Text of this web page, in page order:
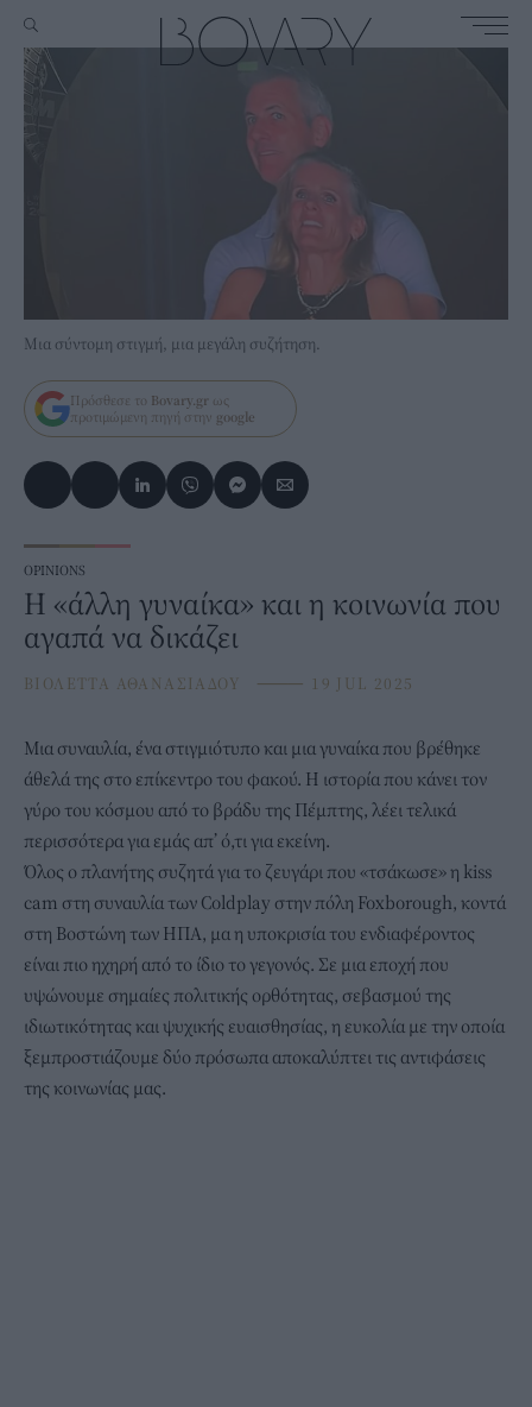
Μια σύντομη στιγμή, μια μεγάλη συζήτηση.
Πρόσθεσε το Bovary.gr ως
προτιμώμενη πηγή στην google
OPINIONS
Η «άλλη γυναίκα» και η κοινωνία που
αγαπά να δικάζει
ΒΙΟΛΕΤΤΑ ΑΘΑΝΑΣΙΑΔΟΥ ⸻ 19 JUL 2025
Μια συναυλία, ένα στιγμιότυπο και μιαγυναίκα που βρέθηκε
άθελά της στο επίκεντρο του φακού. Η ιστορία που κάνει τον
γύρο του κόσμου από το βράδυ της Πέμπτης, λέει τελικά
περισσότερα για εμάς απ’ ό,τι για εκείνη.
Όλος ο πλανήτης συζητά για το ζευγάρι που «τσάκωσε» η kiss
cam στη συναυλία των Coldplay στην πόλη Foxborough, κοντά
στη Βοστώνη των ΗΠΑ, μα η υποκρισία του ενδιαφέροντος
είναι πιο ηχηρή από το ίδιο το γεγονός. Σε μια εποχή που
υψώνουμε σημαίες πολιτικής ορθότητας, σεβασμού της
ιδιωτικότητας και ψυχικής ευαισθησίας, η ευκολία με την οποία
ξεμπροστιάζουμε δύο πρόσωπα αποκαλύπτει τις αντιφάσεις
της κοινωνίας μας.